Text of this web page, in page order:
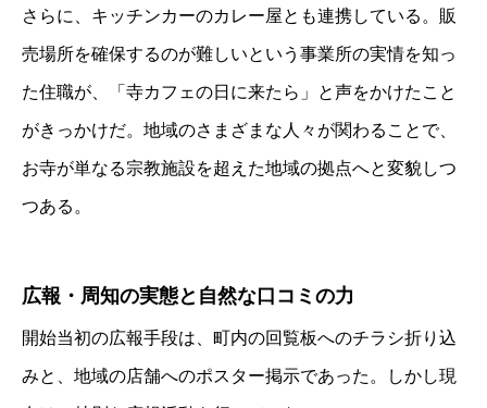
さらに、キッチンカーのカレー屋とも連携している。販
売場所を確保するのが難しいという事業所の実情を知っ
た住職が、「寺カフェの日に来たら」と声をかけたこと
がきっかけだ。地域のさまざまな人々が関わることで、
お寺が単なる宗教施設を超えた地域の拠点へと変貌しつ
つある。
広報・周知の実態と自然な口コミの力
開始当初の広報手段は、町内の回覧板へのチラシ折り込
みと、地域の店舗へのポスター掲示であった。しかし現